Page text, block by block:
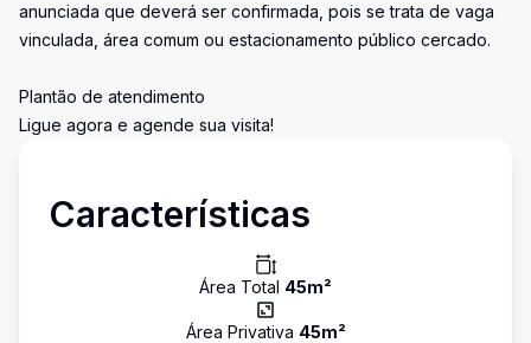
anunciada que deverá ser confirmada, pois se trata de vaga
vinculada, área comum ou estacionamento público cercado.
Plantão de atendimento
Ligue agora e agende sua visita!
Características
Área Total 45m²
Área Privativa 45m²